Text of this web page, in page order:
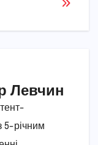
Левчин
5-річним